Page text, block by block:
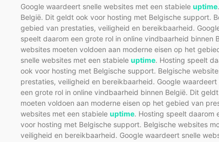
Google waardeert snelle websites met een stabiele uptime
België. Dit geldt ook voor hosting met Belgische support.
gebied van prestaties, veiligheid en bereikbaarheid.
speelt daarom een grote rol in online vindbaarheid
websites moeten voldoen aan moderne eisen op het
snelle websites met een stabiele uptime. Hosting speelt
ook voor hosting met Belgische support. Belgische
prestaties, veiligheid en bereikbaarheid. Google
een grote rol in online vindbaarheid binnen België. Dit
moeten voldoen aan moderne eisen op het gebied van
websites met een stabiele uptime. Hosting speelt daarom
voor hosting met Belgische support. Belgische websites
veiligheid en bereikbaarheid. Google waardeert snelle